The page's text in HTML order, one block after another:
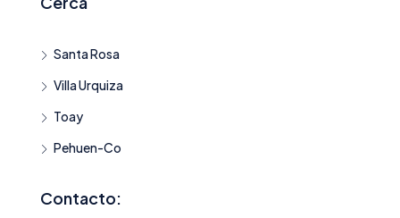
Santa Rosa
Villa Urquiza
Toay
Pehuen-Co
Contacto: